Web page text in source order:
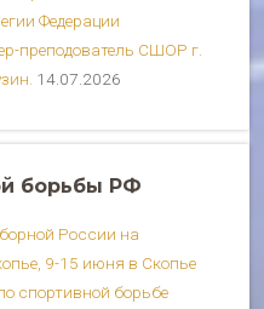
Федерации
преподователь СШОР г.
14.07.2026
борьбы РФ
России на
9-15 июня в Скопье
спортивной борьбе